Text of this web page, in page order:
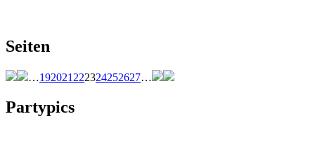
Seiten
…192021 222324252627…
Partypics